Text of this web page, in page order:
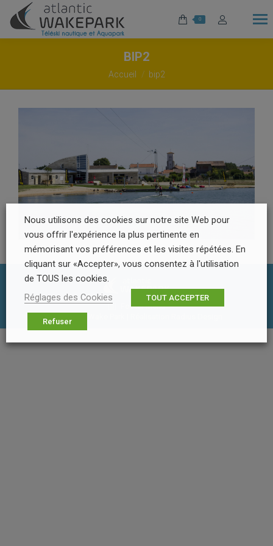
0
BIP2
Vous êtes ici :
Accueil bip2
Footer Menu
© Atlantic Wake Park | Réalisation
Nous utilisons des cookies sur notre site Web pour
vous offrir l'expérience la plus pertinente en
mémorisant vos préférences et les visites répétées. En
cliquant sur «Accepter», vous consentez à l'utilisation
de TOUS les cookies.
Réglages des Cookies
TOUT ACCEPTER
Refuser